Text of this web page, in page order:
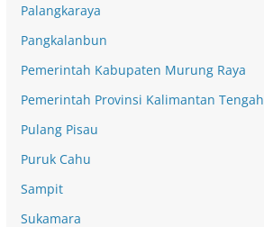
Palangkaraya
Pangkalanbun
Pemerintah Kabupaten Murung Raya
Pemerintah Provinsi Kalimantan Tengah
Pulang Pisau
Puruk Cahu
Sampit
Sukamara